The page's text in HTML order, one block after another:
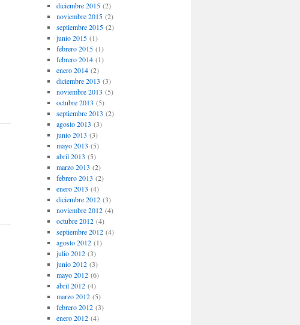
diciembre 2015(2)
noviembre 2015(2)
septiembre 2015(2)
junio 2015(1)
febrero 2015(1)
febrero 2014(1)
enero 2014(2)
diciembre 2013 (3)
noviembre 2013 (5)
octubre 2013 (5)
septiembre 2013 (2)
agosto 2013 (3)
junio 2013 (3)
mayo 2013 (5)
abril 2013 (5)
marzo 2013 (2)
febrero 2013 (2)
enero 2013 (4)
diciembre 2012(3)
noviembre 2012(4)
octubre 2012(4)
septiembre 2012(4)
agosto 2012(1)
julio 2012(3)
junio 2012(3)
mayo 2012(6)
abril 2012(4)
marzo 2012(5)
febrero 2012(3)
enero 2012(4)